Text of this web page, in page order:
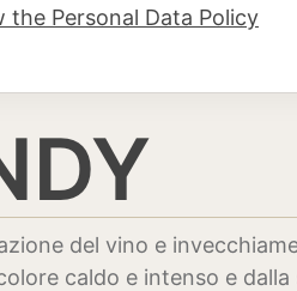
del vino e
caldo e intenso e
the Personal Data Policy